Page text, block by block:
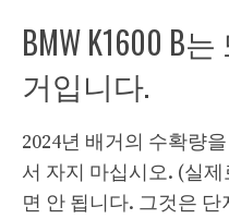
BMW K1600 B
거입니다.
2024년 배거의 수확량
서 자지 마십시오. (실
면 안 됩니다. 그것은